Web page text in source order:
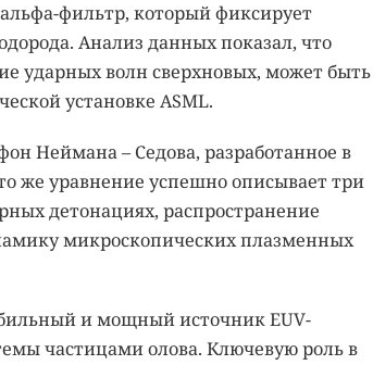
фильтр, который фиксирует
Анализ данных показал, что
ударных волн сверхновых, может быть
установке ASML.
Неймана – Седова, разработанное в
же уравнение успешно описывает три
детонациях, распространение
микроскопических плазменных
и мощный источник EUV-
частицами олова. Ключевую роль в